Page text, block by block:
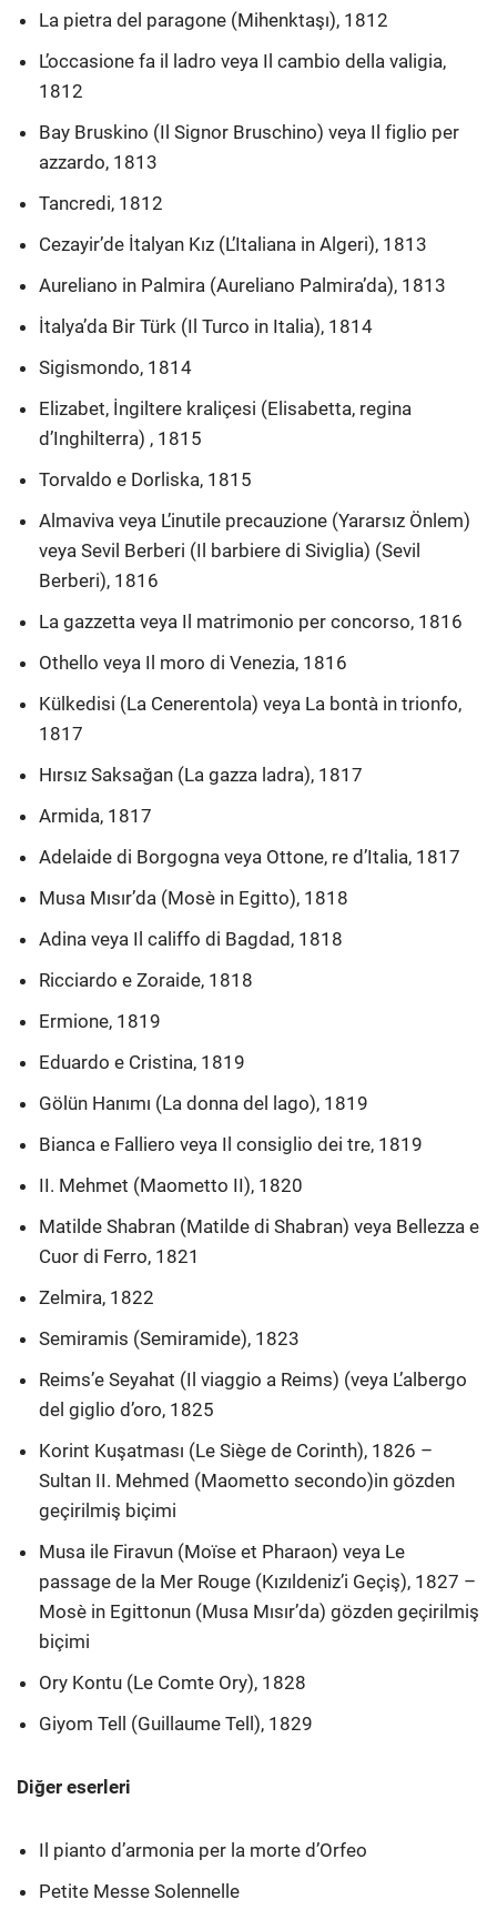
La pietra del paragone (Mihenktaşı), 1812
L’occasione fa il ladro veya Il cambio della valigia,
1812
Bay Bruskino (Il Signor Bruschino) veya Il figlio per
azzardo, 1813
Tancredi, 1812
Cezayir’de İtalyan Kız (L’Italiana in Algeri), 1813
Aureliano in Palmira (Aureliano Palmira’da), 1813
İtalya’da Bir Türk (Il Turco in Italia), 1814
Sigismondo, 1814
Elizabet, İngiltere kraliçesi (Elisabetta, regina
d’Inghilterra) , 1815
Torvaldo e Dorliska, 1815
Almaviva veya L’inutile precauzione (Yararsız Önlem)
veya Sevil Berberi (Il barbiere di Siviglia) (Sevil
Berberi), 1816
La gazzetta veya Il matrimonio per concorso, 1816
Othello veya Il moro di Venezia, 1816
Külkedisi (La Cenerentola) veya La bontà in trionfo,
1817
Hırsız Saksağan (La gazza ladra), 1817
Armida, 1817
Adelaide di Borgogna veya Ottone, re d’Italia, 1817
Musa Mısır’da (Mosè in Egitto), 1818
Adina veya Il califfo di Bagdad, 1818
Ricciardo e Zoraide, 1818
Ermione, 1819
Eduardo e Cristina, 1819
Gölün Hanımı (La donna del lago), 1819
Bianca e Falliero veya Il consiglio dei tre, 1819
II. Mehmet (Maometto II), 1820
Matilde Shabran (Matilde di Shabran) veya Bellezza e
Cuor di Ferro, 1821
Zelmira, 1822
Semiramis (Semiramide), 1823
Reims’e Seyahat (Il viaggio a Reims) (veya L’albergo
del giglio d’oro, 1825
Korint Kuşatması (Le Siège de Corinth), 1826 –
Sultan II. Mehmed (Maometto secondo)in gözden
geçirilmiş biçimi
Musa ile Firavun (Moïse et Pharaon) veya Le
passage de la Mer Rouge (Kızıldeniz’i Geçiş), 1827 –
Mosè in Egittonun (Musa Mısır’da) gözden geçirilmiş
biçimi
Ory Kontu (Le Comte Ory), 1828
Giyom Tell (Guillaume Tell), 1829
Diğer eserleri
Il pianto d’armonia per la morte d’Orfeo
Petite Messe Solennelle